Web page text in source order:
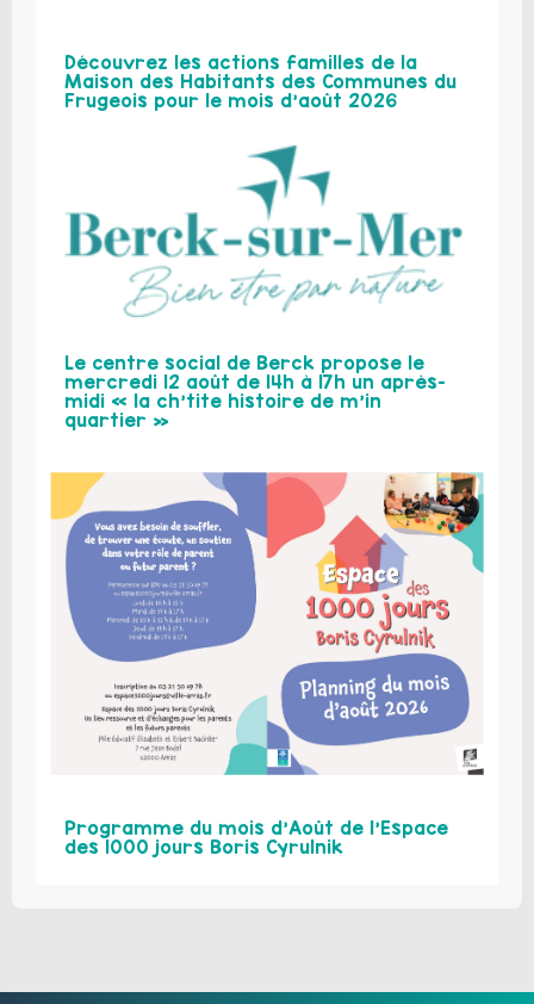
Découvrez les actions familles de la
Maison des Habitants des Communes du
Frugeois pour le mois d’août 2026
Le centre social de Berck propose le
mercredi 12 août de 14h à 17h un après-
midi « la ch’tite histoire de m’in
quartier »
Programme du mois d’Août de l’Espace
des 1000 jours Boris Cyrulnik